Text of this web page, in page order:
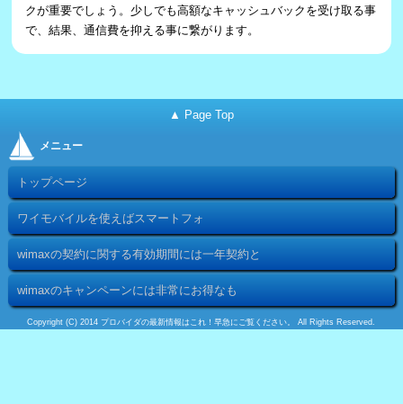
クが重要でしょう。少しでも高額なキャッシュバックを受け取る事
で、結果、通信費を抑える事に繋がります。
▲ Page Top
メニュー
トップページ
ワイモバイルを使えばスマートフォ
wimaxの契約に関する有効期間には一年契約と
wimaxのキャンペーンには非常にお得なも
Copyright (C) 2014 プロバイダの最新情報はこれ！早急にご覧ください。 All Rights Reserved.